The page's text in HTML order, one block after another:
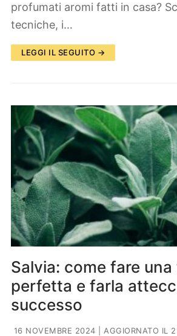
profumati aromi fatti in casa?
tecniche, i…
LEGGI IL SEGUITO →
Salvia: come fare una
perfetta e farla
successo
16 NOVEMBRE 2024 | AGGIORNATO IL